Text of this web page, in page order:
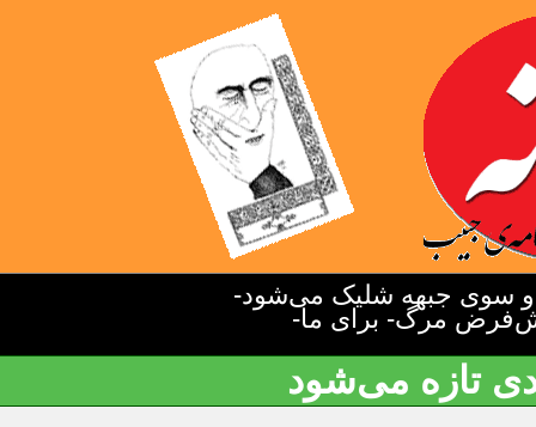
سوی جبهه شلیک می‌شود-
مرگ- برای ما-
تازه می‌شود